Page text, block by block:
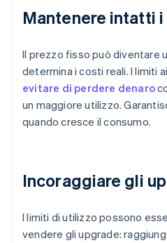
Mantenere intatti
Il prezzo fisso può diventare
determina i costi reali. I limiti
evitare di perdere denaro
un maggiore utilizzo.
quando cresce il consumo.
Incoraggiare gli
I limiti di utilizzo possono
vendere gli upgrade: